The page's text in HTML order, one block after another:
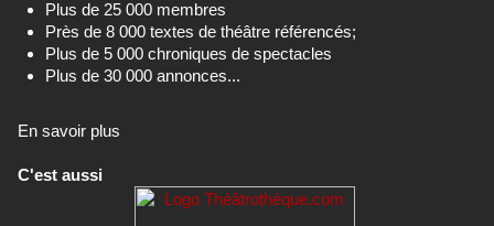
Plus de 25 000 membres
Près de 8 000 textes de théâtre référencés;
Plus de 5 000 chroniques de spectacles
Plus de 30 000 annonces...
En savoir plus
C'est aussi